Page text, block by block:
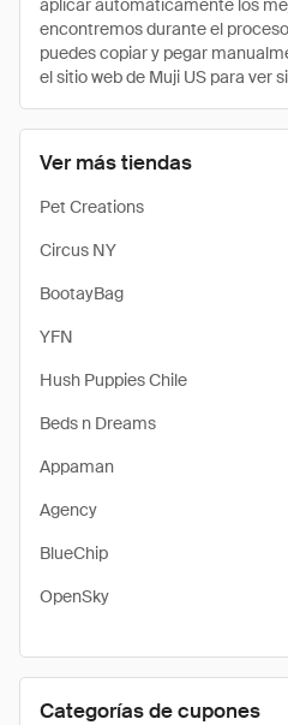
Ver más tiendas
Pet Creations
Circus NY
BootayBag
YFN
Hush Puppies Chile
Beds n Dreams
Appaman
Agency
BlueChip
OpenSky
Categorías de cupones
aplicar automáticamente los
encontremos durante el
puedes copiar y pegar
el sitio web de Muji US para ver